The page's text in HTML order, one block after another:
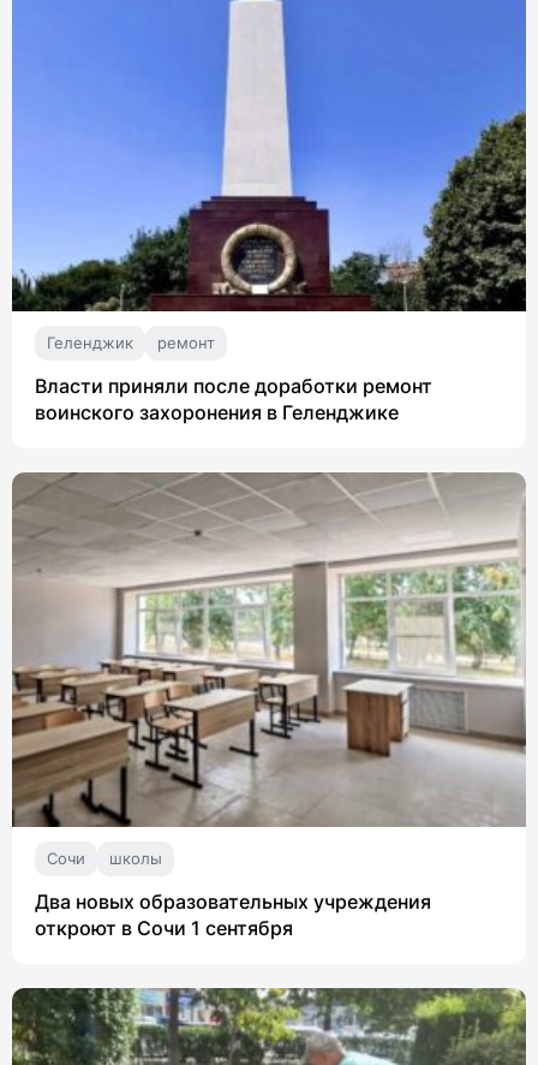
Геленджик ремонт
Власти приняли после доработки ремонт
воинского захоронения в Геленджике
Сочи школы
Два новых образовательных учреждения
откроют в Сочи 1 сентября